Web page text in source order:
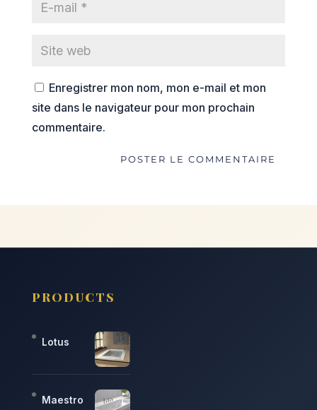
Enregistrer mon nom, mon e-mail et mon
site dans le navigateur pour mon prochain
commentaire.
PRODUCTS
Lotus
Maestro